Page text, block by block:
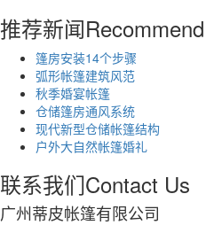
推荐新闻Recommend
篷房安装14个步骤
弧形帐篷建筑风范
秋季婚宴帐篷
仓储篷房通风系统
现代新型仓储帐篷结构
户外大自然帐篷婚礼
联系我们Contact Us
广州蒂皮帐篷有限公司